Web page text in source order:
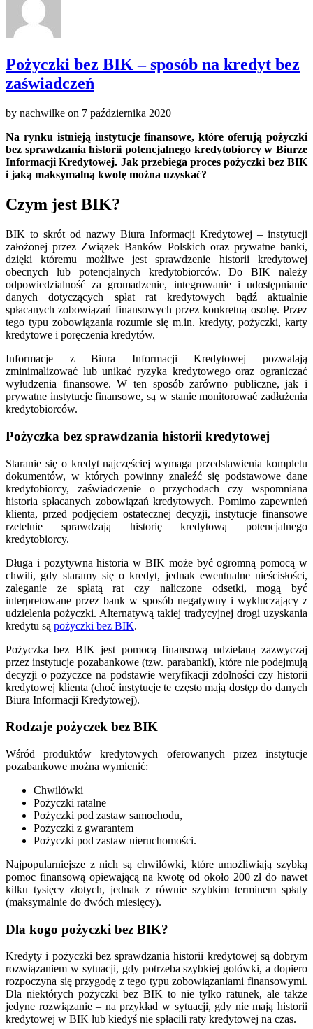
Pożyczki bez BIK – sposób na kredyt bez
zaświadczeń
by nachwilke on 7 października 2020
Na rynku istnieją instytucje finansowe, które oferują pożyczki
bez sprawdzania historii potencjalnego kredytobiorcy w Biurze
Informacji Kredytowej. Jak przebiega proces pożyczki bez BIK
i jaką maksymalną kwotę można uzyskać?
Czym jest BIK?
BIK to skrót od nazwy Biura Informacji Kredytowej – instytucji
założonej przez Związek Banków Polskich oraz prywatne banki,
dzięki któremu możliwe jest sprawdzenie historii kredytowej
obecnych lub potencjalnych kredytobiorców. Do BIK należy
odpowiedzialność za gromadzenie, integrowanie i udostępnianie
danych dotyczących spłat rat kredytowych bądź aktualnie
spłacanych zobowiązań finansowych przez konkretną osobę. Przez
tego typu zobowiązania rozumie się m.in. kredyty, pożyczki, karty
kredytowe i poręczenia kredytów.
Informacje z Biura Informacji Kredytowej pozwalają
zminimalizować lub unikać ryzyka kredytowego oraz ograniczać
wyłudzenia finansowe. W ten sposób zarówno publiczne, jak i
prywatne instytucje finansowe, są w stanie monitorować zadłużenia
kredytobiorców.
Pożyczka bez sprawdzania historii kredytowej
Staranie się o kredyt najczęściej wymaga przedstawienia kompletu
dokumentów, w których powinny znaleźć się podstawowe dane
kredytobiorcy, zaświadczenie o przychodach czy wspomniana
historia spłacanych zobowiązań kredytowych. Pomimo zapewnień
klienta, przed podjęciem ostatecznej decyzji, instytucje finansowe
rzetelnie sprawdzają historię kredytową potencjalnego
kredytobiorcy.
Długa i pozytywna historia w BIK może być ogromną pomocą w
chwili, gdy staramy się o kredyt, jednak ewentualne nieścisłości,
zaleganie ze spłatą rat czy naliczone odsetki, mogą być
interpretowane przez bank w sposób negatywny i wykluczający z
udzielenia pożyczki. Alternatywą takiej tradycyjnej drogi uzyskania
kredytu są pożyczki bez BIK.
Pożyczka bez BIK jest pomocą finansową udzielaną zazwyczaj
przez instytucje pozabankowe (tzw. parabanki), które nie podejmują
decyzji o pożyczce na podstawie weryfikacji zdolności czy historii
kredytowej klienta (choć instytucje te często mają dostęp do danych
Biura Informacji Kredytowej).
Rodzaje pożyczek bez BIK
Wśród produktów kredytowych oferowanych przez instytucje
pozabankowe można wymienić:
Chwilówki
Pożyczki ratalne
Pożyczki pod zastaw samochodu,
Pożyczki z gwarantem
Pożyczki pod zastaw nieruchomości.
Najpopularniejsze z nich są chwilówki, które umożliwiają szybką
pomoc finansową opiewającą na kwotę od około 200 zł do nawet
kilku tysięcy złotych, jednak z równie szybkim terminem spłaty
(maksymalnie do dwóch miesięcy).
Dla kogo pożyczki bez BIK?
Kredyty i pożyczki bez sprawdzania historii kredytowej są dobrym
rozwiązaniem w sytuacji, gdy potrzeba szybkiej gotówki, a dopiero
rozpoczyna się przygodę z tego typu zobowiązaniami finansowymi.
Dla niektórych pożyczki bez BIK to nie tylko ratunek, ale także
jedyne rozwiązanie – na przykład w sytuacji, gdy nie mają historii
kredytowej w BIK lub kiedyś nie spłacili raty kredytowej na czas.